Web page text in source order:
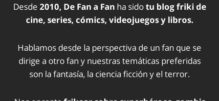
Desde 2010, De Fan a Fan ha sidotu blog friki de
cine, series, cómics, videojuegos y libros.
Hablamos desde la perspectiva de un fan que se
dirige a otro fan y nuestras temáticas preferidas
son la fantasía, la ciencia ficción y el terror.